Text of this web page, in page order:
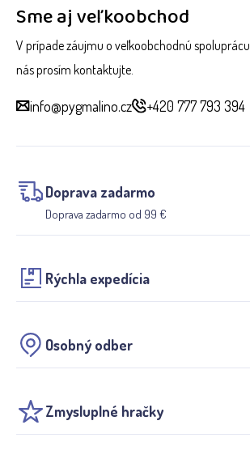
Sme aj veľkoobchod
V prípade záujmu o veľkoobchodnú spoluprácu
nás prosím kontaktujte.
info@pygmalino.cz +420 777 793 394
Doprava zadarmo
Doprava zadarmo od 99 €
Rýchla expedícia
Osobný odber
Zmysluplné hračky